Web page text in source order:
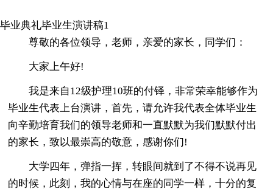
毕业典礼毕业生演讲稿1
尊敬的各位领导，老师，亲爱的家长，同学们：
大家上午好!
我是来自12级护理10班的付铎，非常荣幸能够作为
毕业生代表上台演讲，首先，请允许我代表全体毕业生
向辛勤培育我们的领导老师和一直默默为我们默默付出
的家长，致以最崇高的敬意，感谢你们!
大学四年，弹指一挥，转眼间就到了不得不说再见
的时候，此刻，我的心情与在座的同学一样，十分的复